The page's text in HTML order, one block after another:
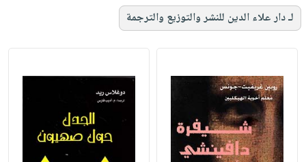
لـ دار علاء الدين للنشر والتوزيع والترجمة